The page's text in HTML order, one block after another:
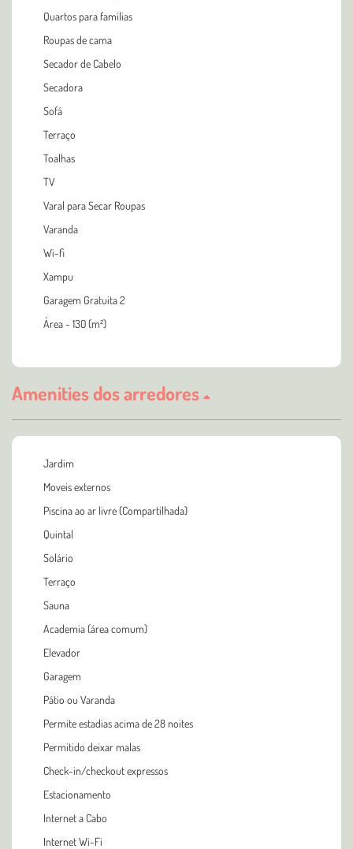
Quartos para famílias
Roupas de cama
Secador de Cabelo
Secadora
Sofá
Terraço
Toalhas
TV
Varal para Secar Roupas
Varanda
Wi-fi
Xampu
Garagem Gratuita 2
Área - 130 (m²)
Amenities dos arredores
Jardim
Moveis externos
Piscina ao ar livre (Compartilhada)
Quintal
Solário
Terraço
Sauna
Academia (área comum)
Elevador
Garagem
Pátio ou Varanda
Permite estadias acima de 28 noites
Permitido deixar malas
Check-in/checkout expressos
Estacionamento
Internet a Cabo
Internet Wi-Fi